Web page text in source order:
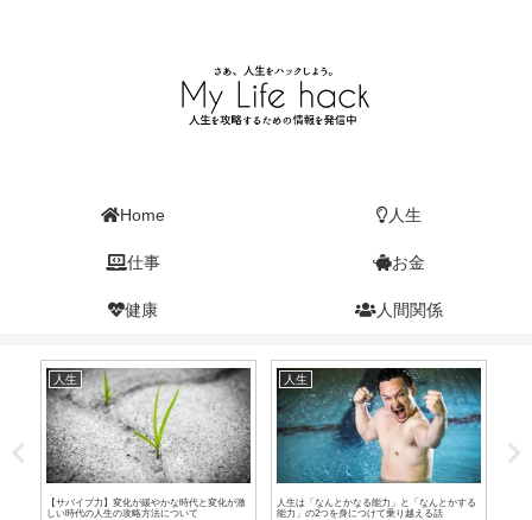
Home 人生
仕事 お金
健康 人間関係
人生
【サバイブ力】変化が緩やかな時代と変化が激
しい時代の人生の攻略方法について
人生
人生は「なんとかなる能力」と「なんとかする
能力」の2つを身につけて乗り越える話